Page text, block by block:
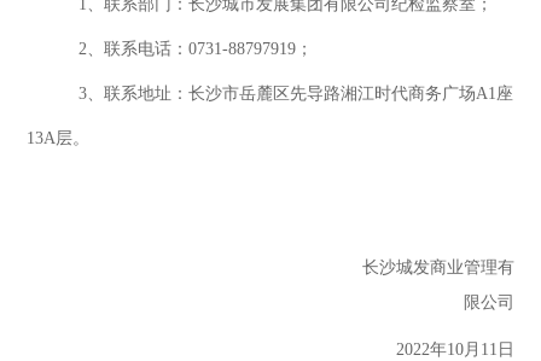
1、 联系部门：长沙城市发展集团有限公司纪检监察室 ；
2、联系电话： 0731-88797919 ；
3、联系地址：长沙市岳麓区先导路湘江时代商务广场A1座
13A层。
长沙城发商业管理有
限公司
2022年10月 11 日